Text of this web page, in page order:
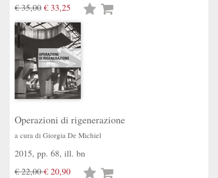
€ 35,00 € 33,25
Lista
Operazioni di rigenerazione
a cura di Giorgia De Michiel
2015, pp. 68, ill. bn
€ 22,00€ 20,90
Lista